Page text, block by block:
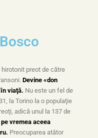
preot de către
Devine «don
viaţă. Nu este un fel de
la Torino la o populaţie
adică unul la 137 de
vremea aceea
Preocuparea atâtor